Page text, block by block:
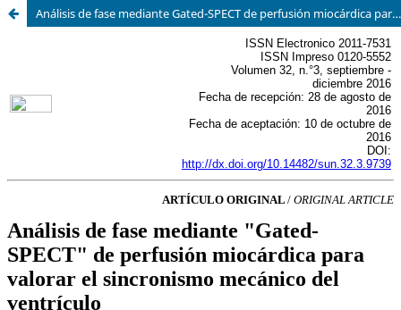
Análisis de fase mediante Gated-SPECT de perfusión miocárdica para valorar el sincronismo mecánico del ventrículo izquierdo realizado con dos programas distintos de procesamiento.